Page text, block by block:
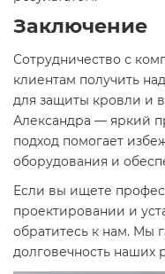
Заключение
Сотрудничество с
клиентам получить
для защиты кровли и
Александра — яркий
подход помогает
оборудования и
Если вы ищете
проектировании и
обратитесь к нам. Мы
долговечность наших